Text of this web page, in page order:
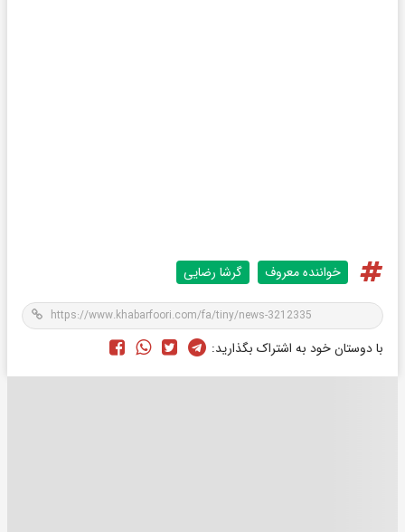
خواننده معروف گرشا رضایی
با دوستان خود به اشتراک بگذارید: